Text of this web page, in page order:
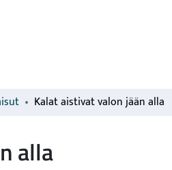
Kalat aistivat valon jään alla
alla